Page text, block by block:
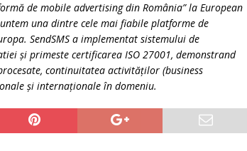
de mobile advertising din România” la European
una dintre cele mai fiabile platforme de
SendSMS a implementat sistemului de
şi primeste certificarea ISO 27001, demonstrand
continuitatea activităţilor (business
şi internaţionale în domeniu.